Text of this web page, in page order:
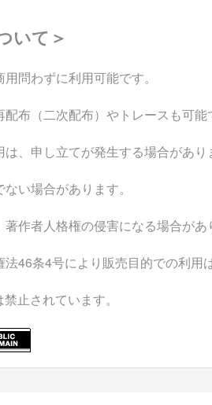
いて＞
問わずに利用可能です。
布（二次配布）やトレースも可能
、申し立てが発生する場合があり
い場合があります。
作者人格権の侵害になる場合があ
46条4号により販売目的での利用
止されています。